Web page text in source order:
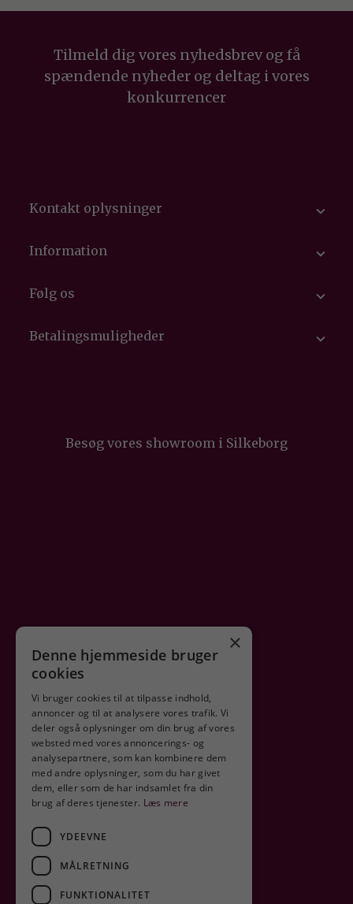
Tilmeld dig vores nyhedsbrev og få
spændende nyheder og deltag i vores
konkurrencer
Kontakt oplysninger 
Information 
Følg os 
Betalingsmuligheder 
Besøg vores showroom i Silkeborg
Sikker shopping
×
Denne hjemmeside bruger
cookies
Vi bruger cookies til at tilpasse indhold,
annoncer og til at analysere vores trafik. Vi
deler også oplysninger om din brug af vores
websted med vores annoncerings- og
analysepartnere, som kan kombinere dem
med andre oplysninger, som du har givet
dem, eller som de har indsamlet fra din
brug af deres tjenester. Læs mere
YDEEVNE
MÅLRETNING
FUNKTIONALITET